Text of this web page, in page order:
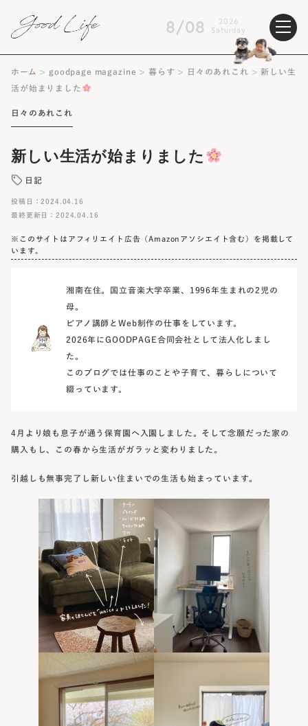
8/08
2026
Saturday
ホーム > goodpage magazine > 暮らす > 日々のあれこれ >新しい生
活が始まりました
日々のあれこれ
新しい生活が始まりました
日記
投稿日：2024.04.16
最終更新日：2024.04.16
※このサイトはアフィリエイト広告（Amazonアソシエイト含む）を掲載して
います。
湘南在住。国立音楽大学卒業、1996年生まれの2児の
母。
ピアノ講師とWeb制作の仕事をしています。
2026年にGOODPAGE合同会社として法人化しまし
た。
このブログでは仕事のことや子育て、暮らしについて
綴っています。
4月より娘も息子が通う保育園へ入園しました。そして念願だった家の
購入もし、この春から生活がガラッと変わりました。
引越しも無事完了し新しい住まいでの生活も始まっています。